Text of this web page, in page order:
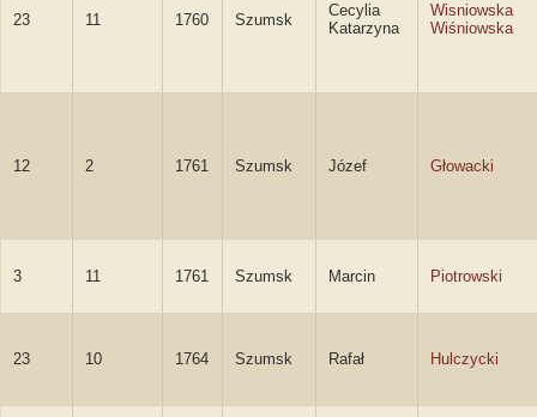
23 11 1760 Szumsk
Cecylia
Katarzyna
Wisniowska
Wiśniowska
12 2 1761 Szumsk Józef Głowacki
3 11 1761 Szumsk Marcin Piotrowski
23 10 1764 Szumsk Rafał Hulczycki